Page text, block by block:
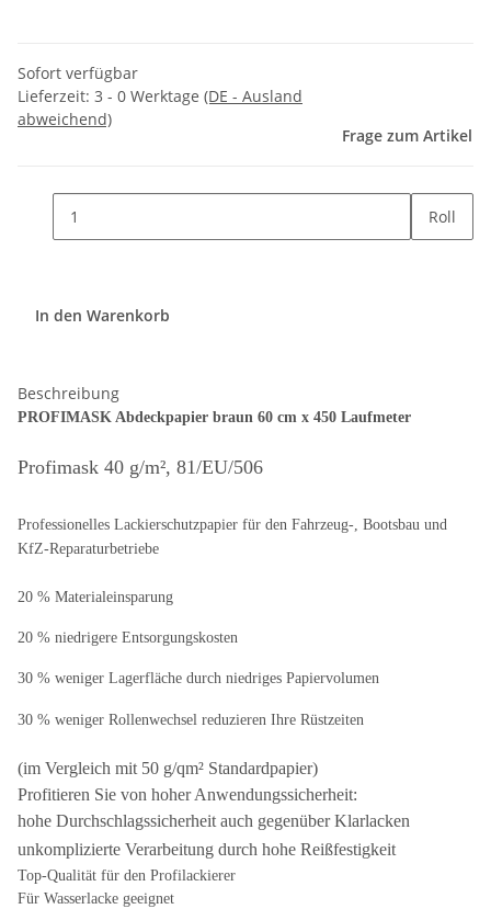
Sofort verfügbar
Lieferzeit: 3 - 0 Werktage (DE - Ausland
abweichend)
Frage zum Artikel
Roll
In den Warenkorb
Beschreibung
PROFIMASK Abdeckpapier braun 60 cm x 450 Laufmeter
Profimask 40 g/m², 81/EU/506
Professionelles Lackierschutzpapier für den Fahrzeug-, Bootsbau und
KfZ-Reparaturbetriebe
20 % Materialeinsparung
20 % niedrigere Entsorgungskosten
30 % weniger Lagerfläche durch niedriges Papiervolumen
30 % weniger Rollenwechsel reduzieren Ihre Rüstzeiten
(im Vergleich mit 50 g/qm² Standardpapier)
Profitieren Sie von hoher Anwendungssicherheit:
hohe Durchschlagssicherheit auch gegenüber Klarlacken
unkomplizierte Verarbeitung durch hohe Reißfestigkeit
Top-Qualität für den Profilackierer
Für Wasserlacke geeignet